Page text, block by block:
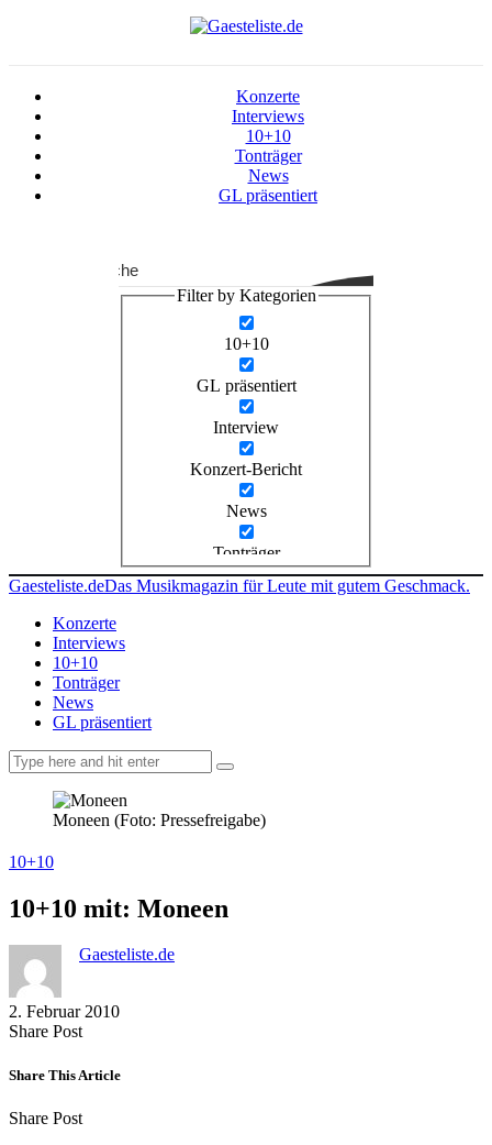
Konzerte
Interviews
10+10
Tonträger
News
GL präsentiert
Suche
Filter by Kategorien
10+10
GL präsentiert
Interview
Konzert-Bericht
News
Tonträger
Gaesteliste.deDas Musikmagazin für Leute mit gutem Geschmack.
Konzerte
Interviews
10+10
Tonträger
News
GL präsentiert
Moneen (Foto: Pressefreigabe)
10+10
10+10 mit: Moneen
Gaesteliste.de
2. Februar 2010
Share PostShare
Facebook
Copy
to
Send
via
Share This Article
Share PostShare
Copy
Send